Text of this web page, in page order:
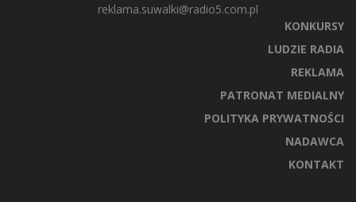
reklama.suwalki@radio5.com.pl
KONKURSY
LUDZIE RADIA
REKLAMA
PATRONAT MEDIALNY
POLITYKA PRYWATNOŚCI
NADAWCA
KONTAKT